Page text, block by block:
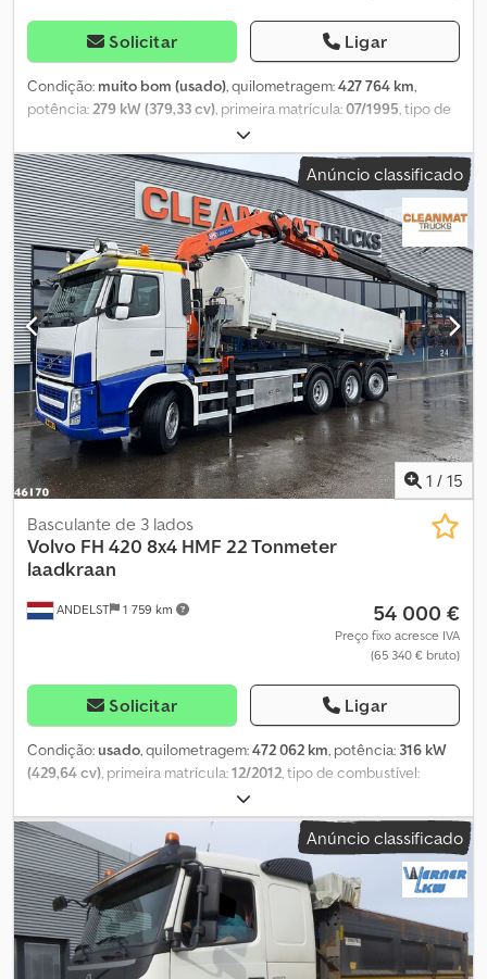
Solicitar Ligar
Condição: muito bom (usado), quilometragem:427 764 km,
potência:279 kW (379,33 cv), primeira matrícula:07/1995, tipo de
, estado dos pneus:
configuração de eixo:6x6, combustível:diesel, travões:travão de
motor, cor:outro, cabina do condutor:cabina diurna, tipo de
engrenagem:mecânico , classe de emissão:euro2, suspensão:
aço, comprimento total:7 500 mm, largura total:2 500 mm, altura
total:3 500 mm, Ano de fabrico:1995, Equipamento:ABS,
bloqueio do diferencial, = Outras opções e acessórios = - 1
depósito de combustível - Apoio de braço - Eixos reforçados -
Suspensão traseira: com molas de lâmina - Sistema hidráulico -
Sistema hidráulico de basculamento - Redutor nas rodas Csdpfx
Amszph Tbsaorf - Teto aberto - Cabine diurna - Suspensão
dianteira: com molas de lâmina - Tomada de força = Informações
adicionais = Desenho dos pneus: 50% Travões: travões de tambor
Suspensão: suspensão com molas de lâmina Eixo dianteiro:
diferencial autoblocante; com direção Eixo traseiro 1: pneus
duplos Eixo traseiro 2: pneus duplos; diferencial autoblocante
Estado técnico: muito bom Estado estético: muito bom
Anúncio classificado
1 / 15
ANDELST 1 759 km
Basculante de 3 lados
Volvo FH 420 8x4 HMF 22 Tonmeter
laadkraan
54 000 €
Preço fixo acresce IVA
(65 340 € bruto)
Solicitar Ligar
Condição:usado, quilometragem:472 062 km, potência: 316 kW
(429,64 cv) , primeira matrícula:12/2012 , tipo de combustível:
385/65 22.5
distância entre eixos:4 300 mm, combustível:diesel, cabina do
condutor:cabina diurna , tipo de engrenagem:automático,
classe de emissão:Euro 5, suspensão:aço-ar
, número de lugares:
2, comprimento total:10 100 mm, largura total: 2 550 mm
, altura
total:3 900 mm, carga admissível no eixo (eixo 1):9 000 kg
máxima permitida por eixo (eixo 2):9 500 kg , carga máxima
admissível no eixo (eixo 3):9 500 kg
, comprimento do espaço de
Anúncio classificado